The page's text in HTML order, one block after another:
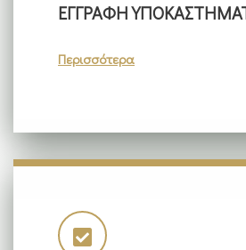
ΕΓΓΡΑΦΗ
Περισσότερα